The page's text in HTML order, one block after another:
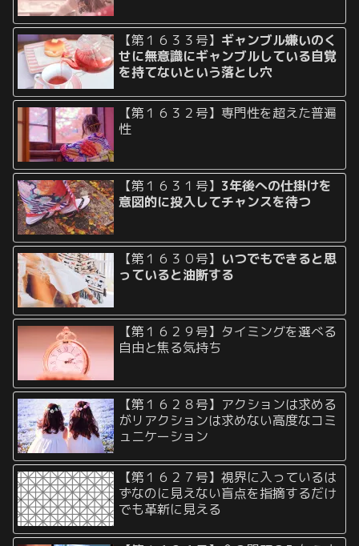
【第１６３３号】 ギャンブル嫌いのく
せに無意識にギャンブルしている自覚
を持てないという落とし穴
【第１６３２号】専門性を超えた普遍
性
【第１６３１号】 3年後への仕掛けを
意図的に投入してチャンスを待つ
【第１６３０号】 いつでもできると思
っていると油断する
【第１６２９号】タイミングを選べる
自由と焦る気持ち
【第１６２８号】アクションは求める
がリアクションは求めない高度なコミ
ュニケーション
【第１６２７号】視界に入っているは
ずなのに見えない盲点を指摘するだけ
でも革新に見える